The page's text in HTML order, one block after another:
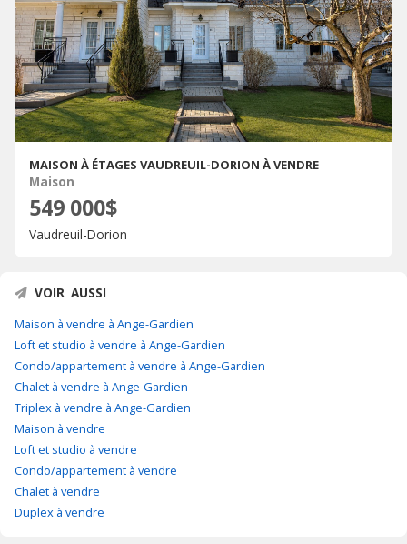
MAISON À ÉTAGES VAUDREUIL-DORION À VENDRE
Maison
549 000$
Vaudreuil-Dorion
VOIR AUSSI
Maison à vendre à Ange-Gardien
Loft et studio à vendre à Ange-Gardien
Condo/appartement à vendre à Ange-Gardien
Chalet à vendre à Ange-Gardien
Triplex à vendre à Ange-Gardien
Maison à vendre
Loft et studio à vendre
Condo/appartement à vendre
Chalet à vendre
Duplex à vendre